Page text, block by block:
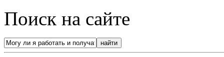
Поиск на сайте